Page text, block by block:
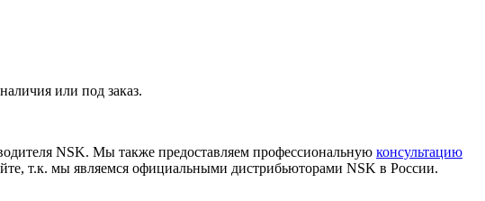
или под заказ.
NSK. Мы также предоставляем профессиональную консультацию
т.к. мы являемся официальными дистрибьюторами NSK в России.